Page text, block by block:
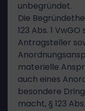
unbegründet.
Die
123 Abs. 1
Antragsteller
materielle
auch eines
besondere
macht, § 123